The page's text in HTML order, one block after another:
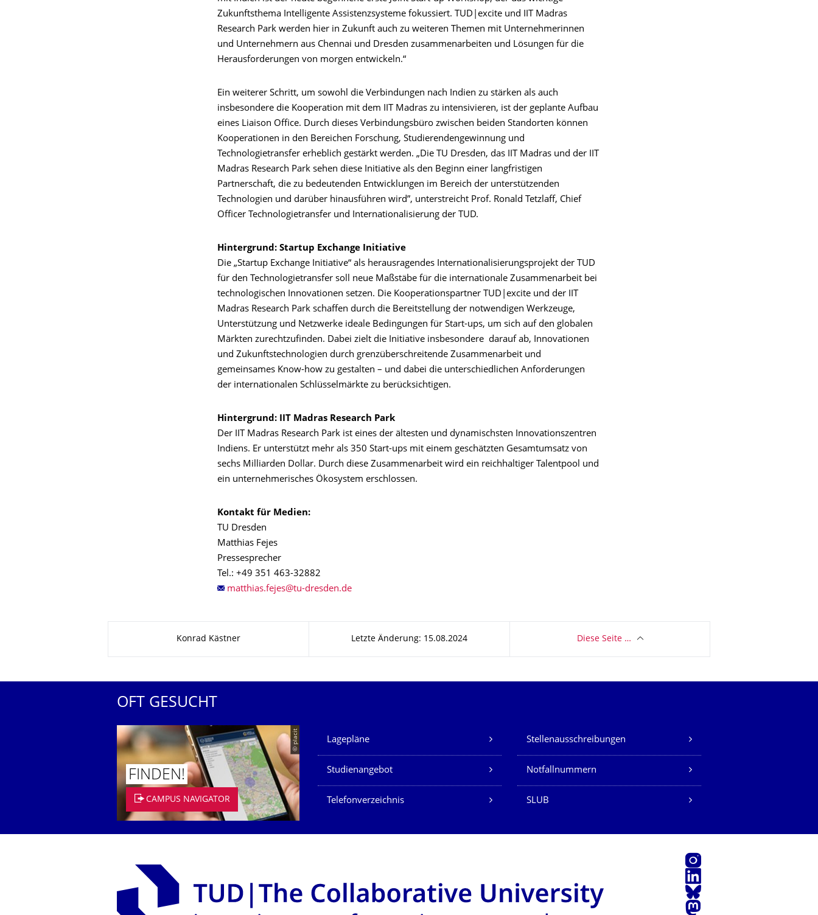
Zukunftsthema Intelligente Assistenzsysteme fokussiert. TUD|excite und IIT Madras
Research Park werden hier in Zukunft auch zu weiteren Themen mit Unternehmerinnen
und Unternehmern aus Chennai und Dresden zusammenarbeiten und Lösungen für die
Herausforderungen von morgen entwickeln.“
Ein weiterer Schritt, um sowohl die Verbindungen nach Indien zu stärken als auch
insbesondere die Kooperation mit dem IIT Madras zu intensivieren, ist der geplante Aufbau
eines Liaison Office. Durch dieses Verbindungsbüro zwischen beiden Standorten können
Kooperationen in den Bereichen Forschung, Studierendengewinnung und
Technologietransfer erheblich gestärkt werden. „Die TU Dresden, das IIT Madras und der IIT
Madras Research Park sehen diese Initiative als den Beginn einer langfristigen
Partnerschaft, die zu bedeutenden Entwicklungen im Bereich der unterstützenden
Technologien und darüber hinausführen wird”, unterstreicht Prof. Ronald Tetzlaff, Chief
Officer Technologietransfer und Internationalisierung der TUD.
Hintergrund: Startup Exchange Initiative
Die „Startup Exchange Initiative“ als herausragendes Internationalisierungsprojekt der TUD
für den Technologietransfer soll neue Maßstäbe für die internationale Zusammenarbeit bei
technologischen Innovationen setzen. Die Kooperationspartner TUD|excite und der IIT
Madras Research Park schaffen durch die Bereitstellung der notwendigen Werkzeuge,
Unterstützung und Netzwerke ideale Bedingungen für Start-ups, um sich auf den globalen
Märkten zurechtzufinden. Dabei zielt die Initiative insbesondere darauf ab, Innovationen
und Zukunftstechnologien durch grenzüberschreitende Zusammenarbeit und
gemeinsames Know-how zu gestalten – und dabei die unterschiedlichen Anforderungen
der internationalen Schlüsselmärkte zu berücksichtigen.
Hintergrund: IIT Madras Research Park
Der IIT Madras Research Park ist eines der ältesten und dynamischsten Innovationszentren
Indiens. Er unterstützt mehr als 350 Start-ups mit einem geschätzten Gesamtumsatz von
sechs Milliarden Dollar. Durch diese Zusammenarbeit wird ein reichhaltiger Talentpool und
ein unternehmerisches Ökosystem erschlossen.
Kontakt für Medien:
TU Dresden
Matthias Fejes
Pressesprecher
Tel.: +49 351 463-32882
Konrad Kästner Letzte Änderung: 15.08.2024 Diese Seite …
OFT GESUCHT
© placit
FINDEN!
CAMPUS NAVIGATOR
Unsere Dienste
Lagepläne Stellenausschreibungen
Studienangebot Notfallnummern
Telefonverzeichnis SLUB
Instagram
LinkedIn
Bluesky
Mastodon